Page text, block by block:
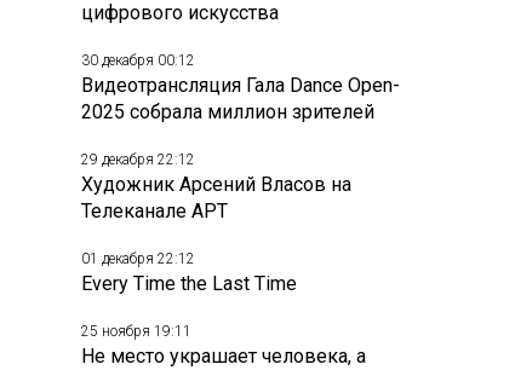
цифрового искусства
30 декабря 00:12
Видеотрансляция Гала Dance Open-
2025 собрала миллион зрителей
29 декабря 22:12
Художник Арсений Власов на
Телеканале АРТ
01 декабря 22:12
Every Time the Last Time
25 ноября 19:11
Не место украшает человека, а